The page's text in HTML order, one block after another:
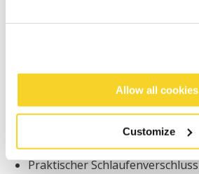
Allow all cookies
Customize
innerhalb Deutschland
Warmer Strick und weicher Griff
Praktischer Schlaufenverschluss